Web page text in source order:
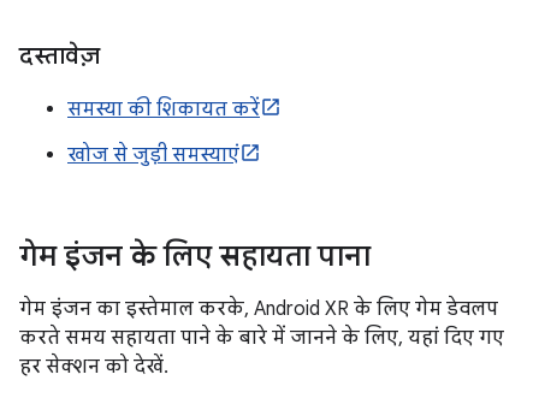
दस्तावेज़
समस्या की शिकायत करें
खोज से जुड़ी समस्याएं
गेम इंजन के लिए सहायता पाना
गेम इंजन का इस्तेमाल करके, Android XR के लिए गेम डेवलप
करते समय सहायता पाने के बारे में जानने के लिए, यहां दिए गए
हर सेक्शन को देखें.